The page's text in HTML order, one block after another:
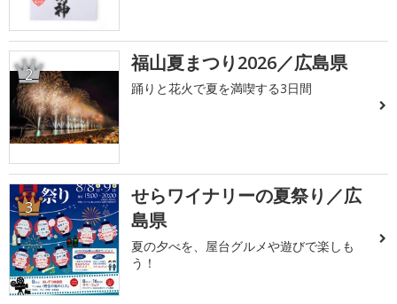
2 福山夏まつり2026／広島県
踊りと花火で夏を満喫する3日間
3
せらワイナリーの夏祭り／広
島県
夏の夕べを、屋台グルメや遊びで楽しも
う！